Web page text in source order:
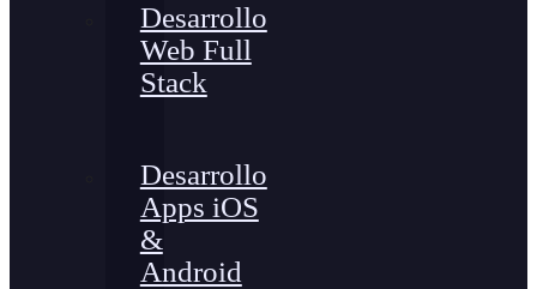
Desarrollo
Web Full
Stack
Desarrollo
Apps iOS
&
Android